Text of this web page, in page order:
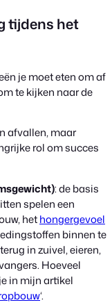
tijdens het
je moet eten om af
te kijken naar de
afvallen, maar
rol om succes
: de basis
spelen een
hethongergevoel
binnen te
in zuivel, eieren,
Hoeveel
in mijn artikel
‘.